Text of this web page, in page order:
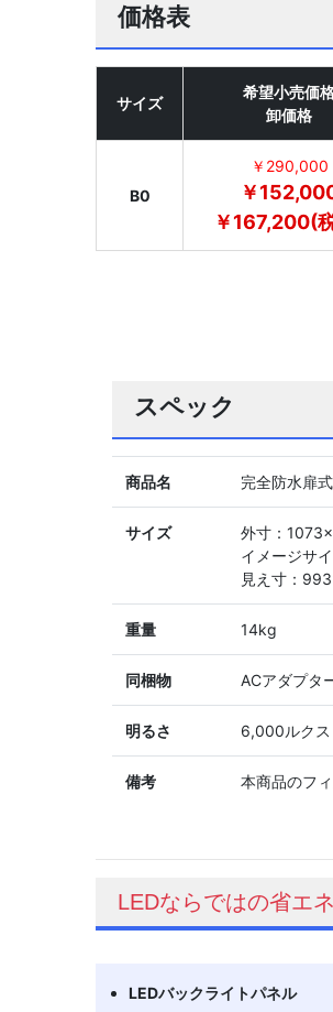
価格表
サイズ
希望小売価
卸価格
B0
￥290,000
￥
￥167,200(
スペック
商品名 完全防水扉
サイズ
外寸：
イメージサ
見え寸：
重量 14kg
同梱物 ACアダプタ
明るさ 6,000ルクス
備考 本商品のフ
LEDならではの省エ
LEDバックライトパネル